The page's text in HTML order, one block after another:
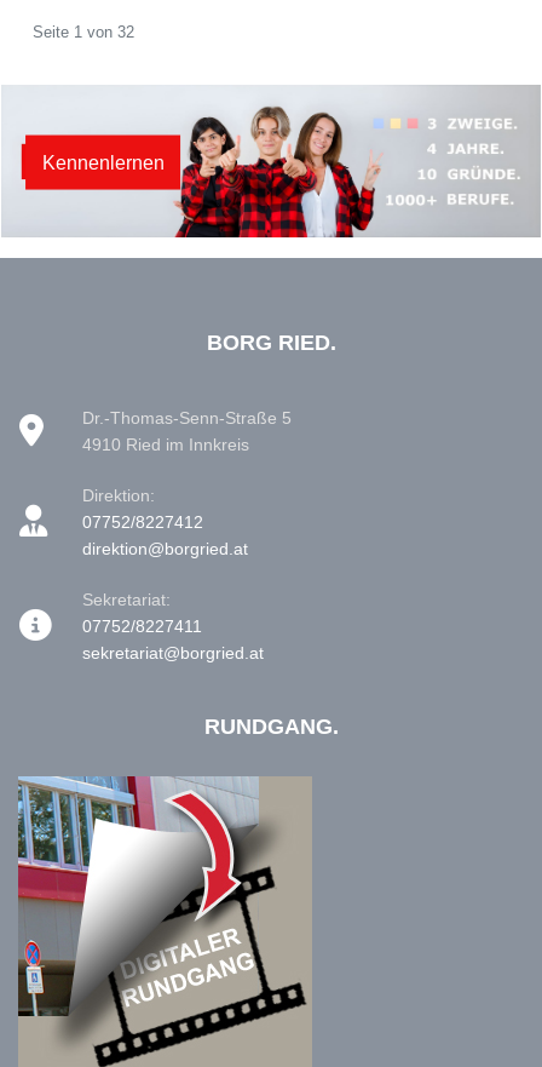
Seite 1 von 32
Kennenlernen
BORG RIED.
Dr.-Thomas-Senn-Straße 5
4910 Ried im Innkreis
Direktion:
07752/8227412
direktion@borgried.at
Sekretariat:
07752/8227411
sekretariat@borgried.at
RUNDGANG.